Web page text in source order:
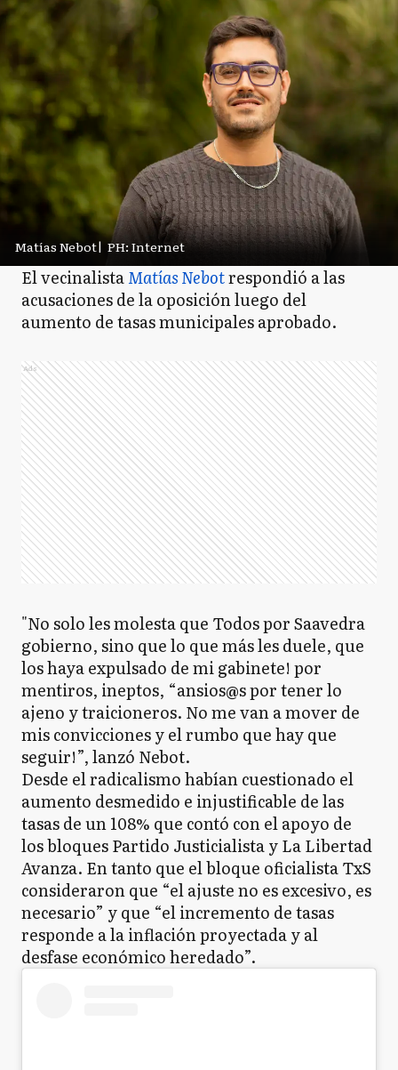
Matías Nebot| PH: Internet
El vecinalistaMatías Nebotrespondió a las
acusaciones de la oposición luego del
aumento de tasas municipales aprobado.
Ads
"No solo les molesta que Todos por Saavedra
gobierno, sino que lo que más les duele, que
los haya expulsado de mi gabinete! por
mentiros, ineptos, “ansios@s por tener lo
ajeno y traicioneros. No me van a mover de
mis convicciones y el rumbo que hay que
seguir!”, lanzó Nebot.
Desde el radicalismo habían cuestionado el
aumento desmedido e injustificable de las
tasas de un 108% que contó con el apoyo de
los bloques Partido Justicialista y La Libertad
Avanza. En tanto que el bloque oficialista TxS
consideraron que “el ajuste no es excesivo, es
necesario” y que “el incremento de tasas
responde a la inflación proyectada y al
desfase económico heredado”.